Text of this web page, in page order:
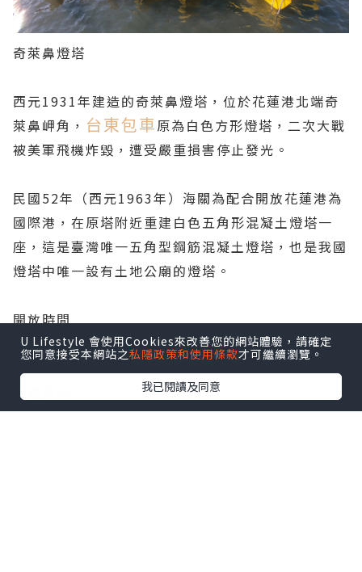
奇萊鼻燈塔
西元1931年建造的奇萊鼻燈塔，位於花蓮港北端奇
萊鼻岬角， 台東包車原為白色方形燈塔，二次大戰
被美軍飛機炸毀，遭受嚴重損害停止發光。
民國52年（西元1963年）海關為配合開放花蓮港為
國際港，在原塔附近重建白色五角形混凝土燈塔一
座，這是臺灣唯一五角型鋼筋混凝土燈塔，也是我國
燈塔中唯一設有土地公廟的燈塔。
開放時間
未開放參觀
交通資訊
（交通資訊常有變動，出發前請先向各交通場站確
U Lifestyle 會使用Cookies來改善您的網站體驗，請確定
您同意接受本網站之私隱政策和使用條款才可繼續瀏覽。
我已閱讀及同意